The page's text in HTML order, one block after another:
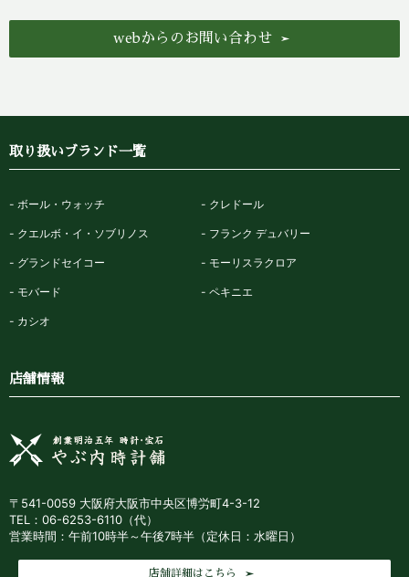
webからのお問い合わせ
取り扱いブランド一覧
ボール・ウォッチ クレドール
クエルボ・イ・ソブリノス フランク デュバリー
グランドセイコー モーリスラクロア
モバード ペキニエ
カシオ
店舗情報
〒541-0059 大阪府大阪市中央区博労町4-3-12
TEL：06-6253-6110（代）
営業時間：午前10時半～午後7時半（定休日：水曜日）
店舗詳細はこちら